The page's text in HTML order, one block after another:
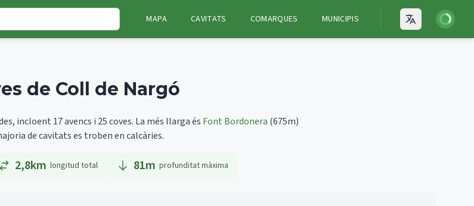
MAPA CAVITATS COMARQUES MUNICIPIS Open
Iniciar
de Coll de Nargó
incloent 17 avencs i 25 coves. La més llarga és Font Bordonera (675m)
de cavitats es troben en calcàries.
2,8km longitud total 81m profunditat màxima